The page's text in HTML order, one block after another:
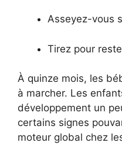
Asseyez-vous
Tirez pour
À quinze mois, les
à marcher. Les
développement un
certains signes
moteur global chez